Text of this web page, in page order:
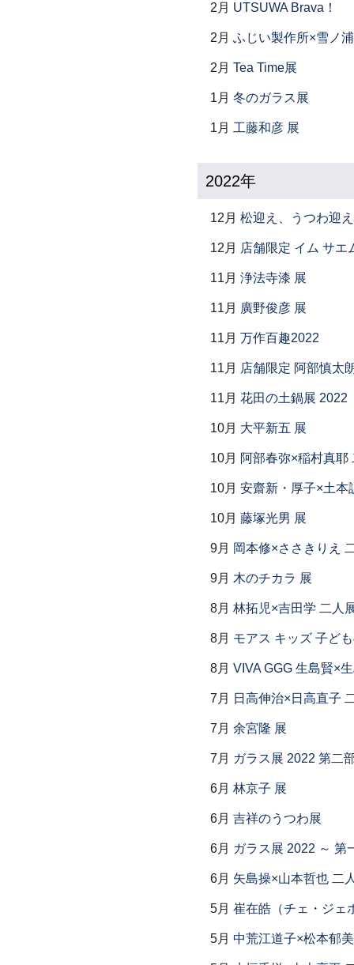
2月 UTSUWA Brava！
2月 ふじい製作所×雪ノ
2月 Tea Time展
1月 冬のガラス展
1月 工藤和彦 展
2022年
12月 松迎え、うつわ迎
12月 店舗限定 イム サ
11月 浄法寺漆 展
11月 廣野俊彦 展
11月 万作百趣2022
11月 店舗限定 阿部慎太
11月 花田の土鍋展 2022
10月 大平新五 展
10月 阿部春弥×稲村真耶
10月 安齋新・厚子×土本
10月 藤塚光男 展
9月 岡本修×ささきりえ
9月 木のチカラ 展
8月 林拓児×吉田学 二人
8月 モアス キッズ 子ど
8月 VIVA GGG 生島賢×
7月 日高伸治×日高直子
7月 余宮隆 展
7月 ガラス展 2022 第二
6月 林京子 展
6月 吉祥のうつわ展
6月 ガラス展 2022 ～ 第
6月 矢島操×山本哲也 二
5月 崔在皓（チェ・ジェ
5月 中荒江道子×松本郁